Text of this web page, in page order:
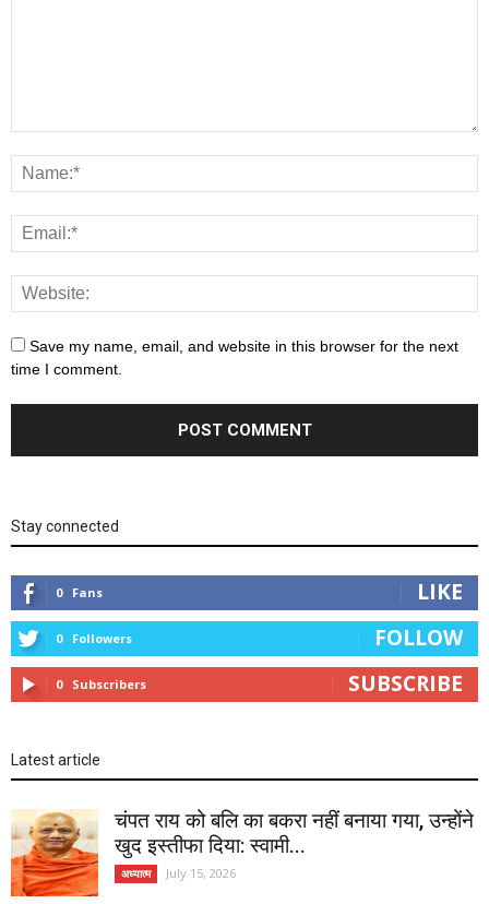
Save my name, email, and website in this browser for the next
time I comment.
Stay connected
0 Fans LIKE
0 Followers FOLLOW
0 Subscribers SUBSCRIBE
Latest article
चंपत राय को बलि का बकरा नहीं बनाया गया, उन्होंने
खुद इस्तीफा दिया: स्वामी...
अध्यात्म July 15, 2026